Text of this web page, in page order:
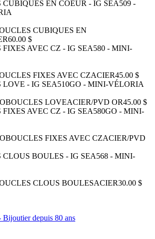
CUBIQUES EN
60.00 $
FIXES AVEC CZACIER45.00 $
BOUCLES LOVEACIER/PVD OR45.00 $
BOUCLES FIXES AVEC CZACIER/PVD
CLOUS BOULESACIER30.00 $